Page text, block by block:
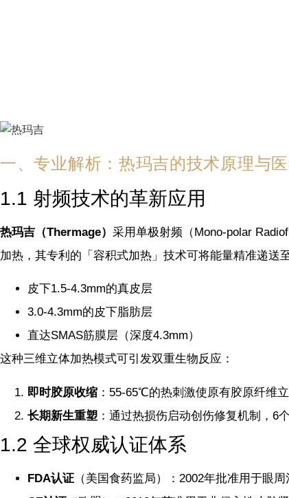
一、专业解析：热玛吉的技术原理与
1.1 射频技术的革新应用
热玛吉（Thermage） 采用单极射频（Mono-polar
加热，其专利的「容积式加热」技术可将能量精准递送
皮下1.5-4.3mm的真皮层
3.0-4.3mm的皮下脂肪层
直达SMAS筋膜层（深度4.3mm）
这种三维立体加热模式可引发双重生物反应：
即时胶原收缩 ：55-65℃的热刺激使原有胶原纤维
长期新生重塑 ：通过热损伤启动创伤修复机制，6
1.2 全球权威认证体系
FDA认证 （美国食药监局）：2002年批准用于眼